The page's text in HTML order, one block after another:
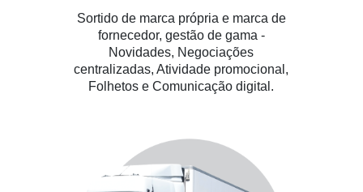
Sortido de marca própria e marca de
fornecedor, gestão de gama -
Novidades, Negociações
centralizadas, Atividade promocional,
Folhetos e Comunicação digital.